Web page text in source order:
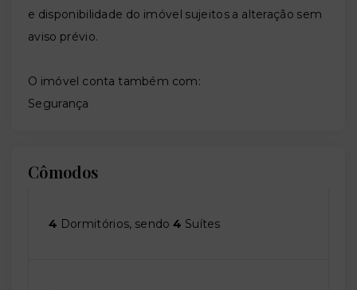
e disponibilidade do imóvel sujeitos a alteração sem
aviso prévio.
O imóvel conta também com:
Segurança
Cômodos
4 Dormitórios, sendo4 Suítes